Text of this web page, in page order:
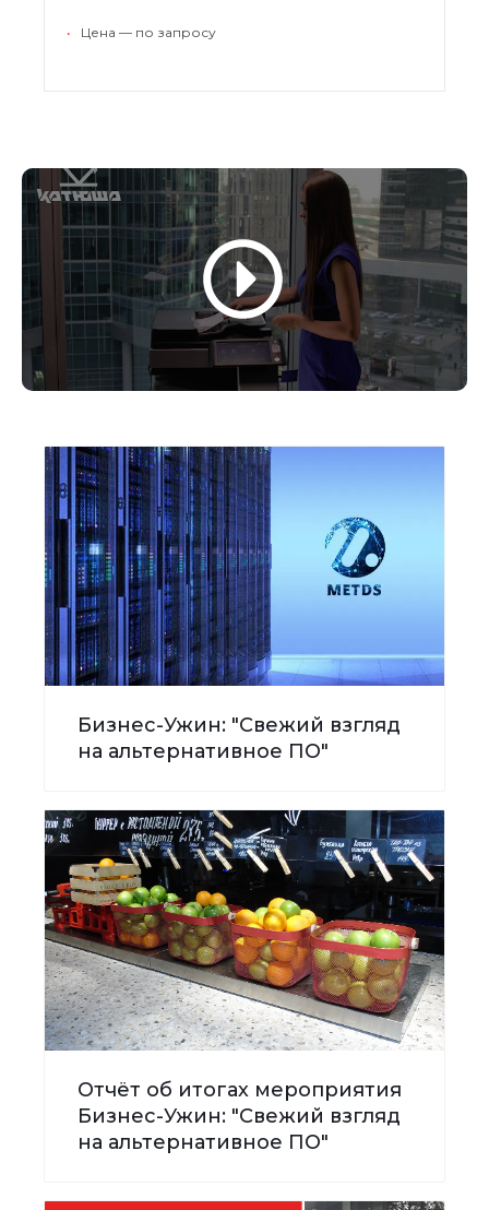
• Цена — по запросу
Бизнес-Ужин: "Свежий взгляд
на альтернативное ПО"
Отчёт об итогах мероприятия
Бизнес-Ужин: "Свежий взгляд
на альтернативное ПО"